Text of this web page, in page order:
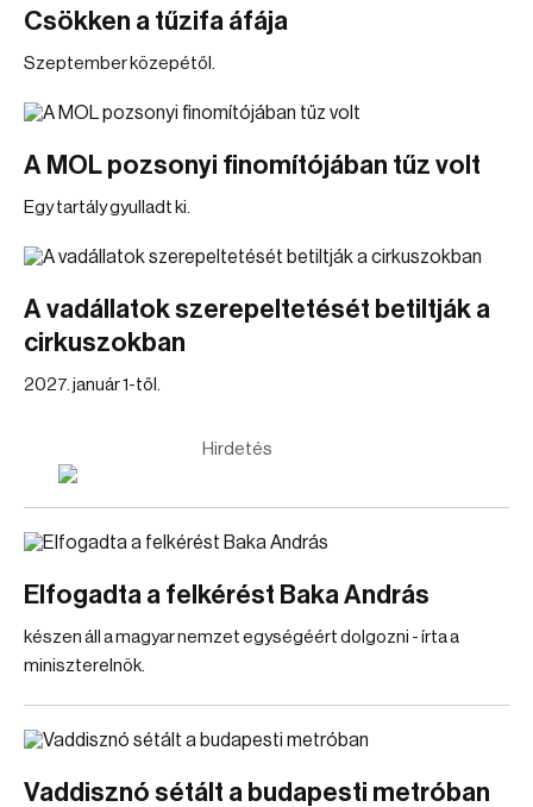
Csökken a tűzifa áfája
Szeptember közepétől.
A MOL pozsonyi finomítójában tűz volt
Egy tartály gyulladt ki.
A vadállatok szerepeltetését betiltják a
cirkuszokban
2027. január 1-től.
Hirdetés
Elfogadta a felkérést Baka András
készen áll a magyar nemzet egységéért dolgozni - írta a
miniszterelnök.
Vaddisznó sétált a budapesti metróban